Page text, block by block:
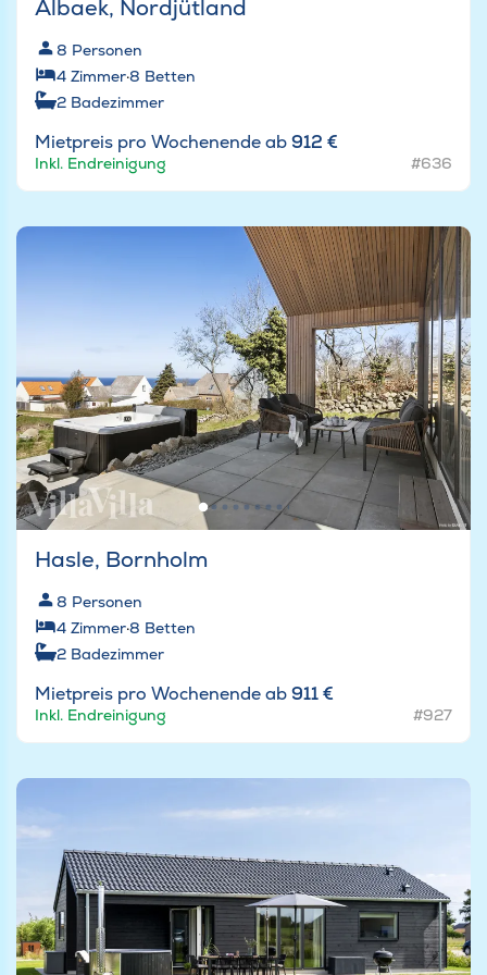
Albaek, Nordjütland
8 Personen
4 Zimmer·8 Betten
2 Badezimmer
Mietpreis pro Wochenende ab912 €
Inkl. Endreinigung #636
Hasle, Bornholm
8 Personen
4 Zimmer·8 Betten
2 Badezimmer
Mietpreis pro Wochenende ab911 €
Inkl. Endreinigung #927